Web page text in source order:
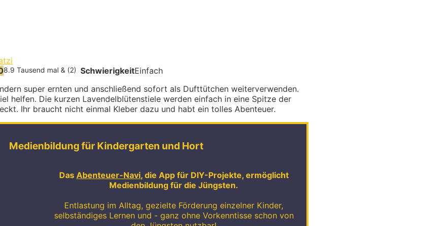
8.9 Tausend mal & (2) SchwierigkeitEinfach
super ernten und anschließend sofort als Dufttütchen weiterverwenden.
helfen. Die kurzen Lavendelblütenstiele werden einfach in eine Spitze der
Ihr braucht nicht einmal Kleber dazu und habt ein tolles Abenteuer.
Medienbildung für Kindergarten und Hort
Das Abenteuer-Navi, die App für DIY-Projekte, ermöglicht
Medienbildung für die Jüngsten.
Entlastung im Alltag, gezielte Förderung einzelner Kinder,
selbständiges Lernen und - ganz ohne Vorkenntisse schon von